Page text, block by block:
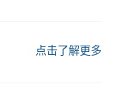
点击了解更多